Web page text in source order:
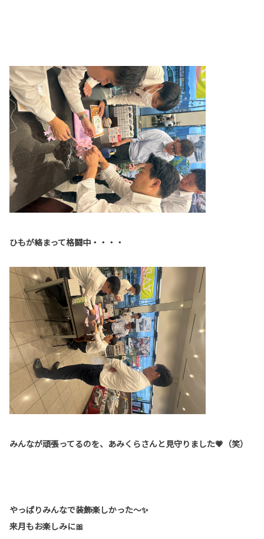
ひもが絡まって格闘中・・・・
みんなが頑張ってるのを、あみくらさんと見守りました💗（笑）
やっぱりみんなで装飾楽しかった～✨
来月もお楽しみに🎀